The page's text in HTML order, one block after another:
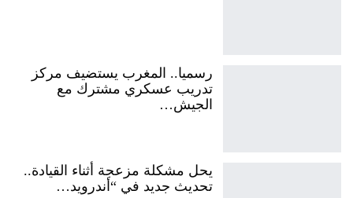
رسميا.. المغرب يستضيف مركز
تدريب عسكري مشترك مع
الجيش…
يحل مشكلة مزعجة أثناء القيادة..
تحديث جديد في “أندرويد…